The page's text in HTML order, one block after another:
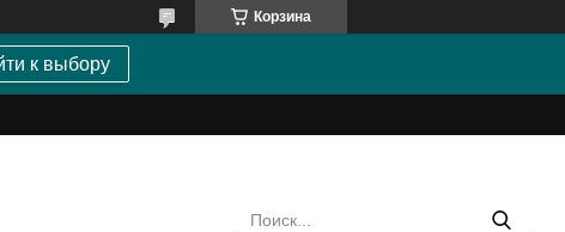
Корзина
к выбору